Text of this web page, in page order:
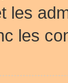
les
les